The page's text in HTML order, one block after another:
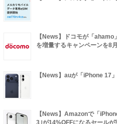
【News】ドコモが「
を増量するキャンペーンを8
【News】auが「iPhone 17
【News】Amazonで「
3｣が14%OFFになるセールが